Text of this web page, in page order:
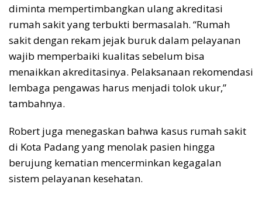
diminta mempertimbangkan ulang akreditasi
rumah sakit yang terbukti bermasalah. “Rumah
sakit dengan rekam jejak buruk dalam pelayanan
wajib memperbaiki kualitas sebelum bisa
menaikkan akreditasinya. Pelaksanaan rekomendasi
lembaga pengawas harus menjadi tolok ukur,”
tambahnya.
Robert juga menegaskan bahwa kasus rumah sakit
di Kota Padang yang menolak pasien hingga
berujung kematian mencerminkan kegagalan
sistem pelayanan kesehatan.